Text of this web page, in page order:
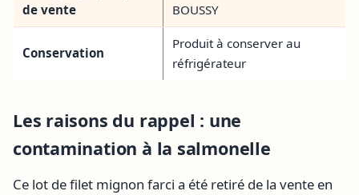
de vente
BOUSSY
Conservation
Produit à conserver au
réfrigérateur
Les raisons du rappel : une
contamination à la salmonelle
Ce lot de filet mignon farci a été retiré de la vente en